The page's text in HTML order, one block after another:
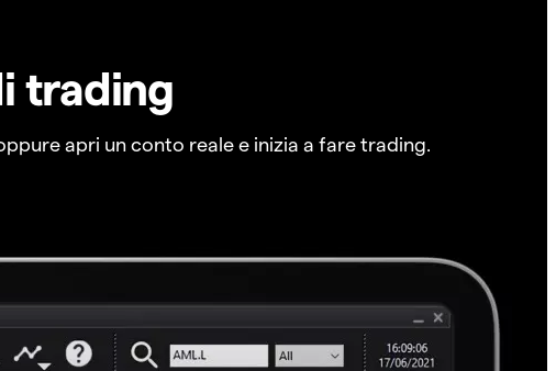
trading
apri un conto reale e inizia a fare trading.